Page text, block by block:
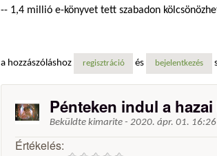
-- 1,4 millió e-könyvet tett szabadon
a hozzászóláshoz regisztráció és bejelentkezés
Pénteken indul a hazai
Beküldte kimarite - 2020. ápr. 01. 16:26
Értékelés: